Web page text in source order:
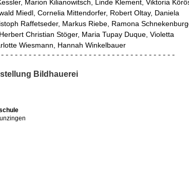
Marion Kilianowitsch, Linde Klement, Viktoria
Miedl, Cornelia Mittendorfer, Robert Oltay, Daniela
Raffetseder, Markus Riebe, Ramona
Christian Stöger, Maria Tupay Duque, Violetta
Wiesmann, Hannah Winkelbauer
- - - - - - - - - - - - - - - - - - - - - - - - - - - - - - - - - - - - -
Bildhauerei